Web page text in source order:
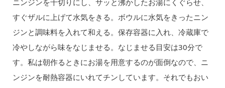
すぐザルに上げて水気をきる。ボウルに水気をきったニン
ジンと調味料を入れて和える。保存容器に入れ、冷蔵庫で
冷やしながら味をなじませる。なじませる目安は30分で
す。私は朝作るときにお湯を用意するのが面倒なので、ニ
ンジンを耐熱容器にいれてチンしています。それでもおい